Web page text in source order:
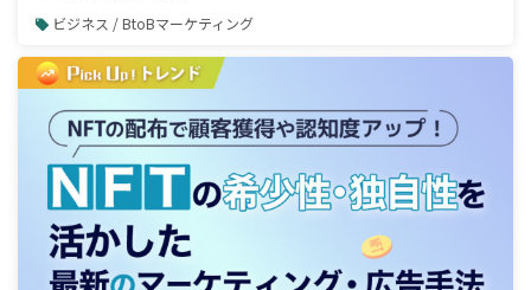
ビジネス / BtoBマーケティング